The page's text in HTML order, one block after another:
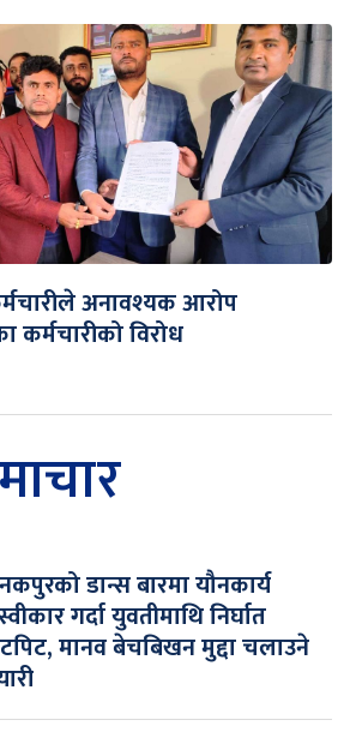
अनावश्यक आरोप
विरोध
डान्स बारमा यौनकार्य
गर्दा युवतीमाथि निर्घात
मानव बेचबिखन मुद्दा चलाउने